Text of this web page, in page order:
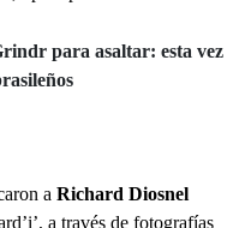
para asaltar: esta vez
a Richard Diosnel
a través de fotografías